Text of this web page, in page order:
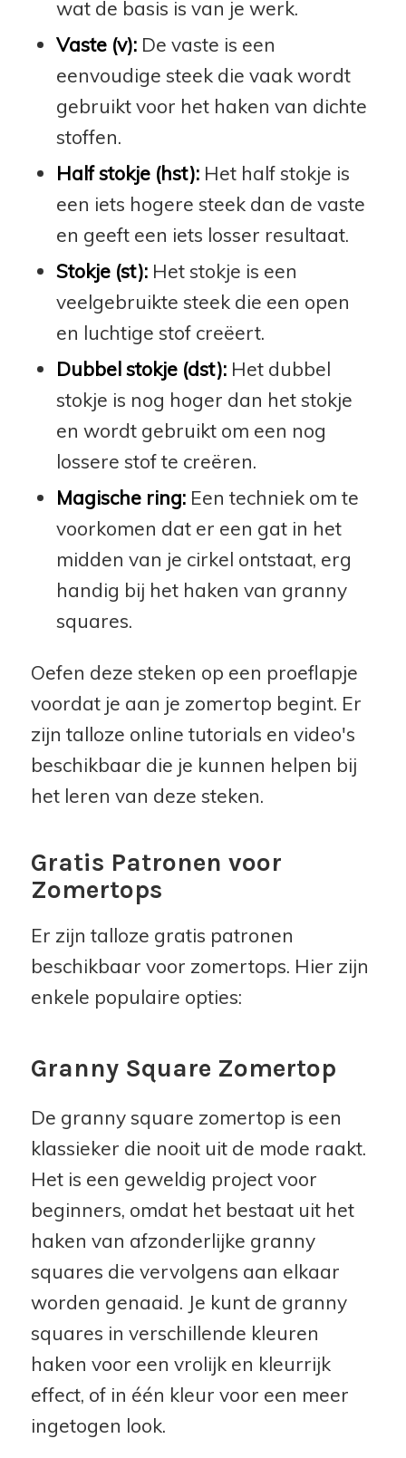
wat de basis is van je werk.
Vaste (v):De vaste is een
eenvoudige steek die vaak wordt
gebruikt voor het haken van dichte
stoffen.
Half stokje (hst):Het half stokje is
een iets hogere steek dan de vaste
en geeft een iets losser resultaat.
Stokje (st):Het stokje is een
veelgebruikte steek die een open
en luchtige stof creëert.
Dubbel stokje (dst):Het dubbel
stokje is nog hoger dan het stokje
en wordt gebruikt om een nog
lossere stof te creëren.
Magische ring:Een techniek om te
voorkomen dat er een gat in het
midden van je cirkel ontstaat, erg
handig bij het haken van granny
squares.
Oefen deze steken op een proeflapje
voordat je aan je zomertop begint. Er
zijn talloze online tutorials en video's
beschikbaar die je kunnen helpen bij
het leren van deze steken.
Gratis Patronen voor
Zomertops
Er zijn talloze gratis patronen
beschikbaar voor zomertops. Hier zijn
enkele populaire opties:
Granny Square Zomertop
De granny square zomertop is een
klassieker die nooit uit de mode raakt.
Het is een geweldig project voor
beginners, omdat het bestaat uit het
haken van afzonderlijke granny
squares die vervolgens aan elkaar
worden genaaid. Je kunt de granny
squares in verschillende kleuren
haken voor een vrolijk en kleurrijk
effect, of in één kleur voor een meer
ingetogen look.